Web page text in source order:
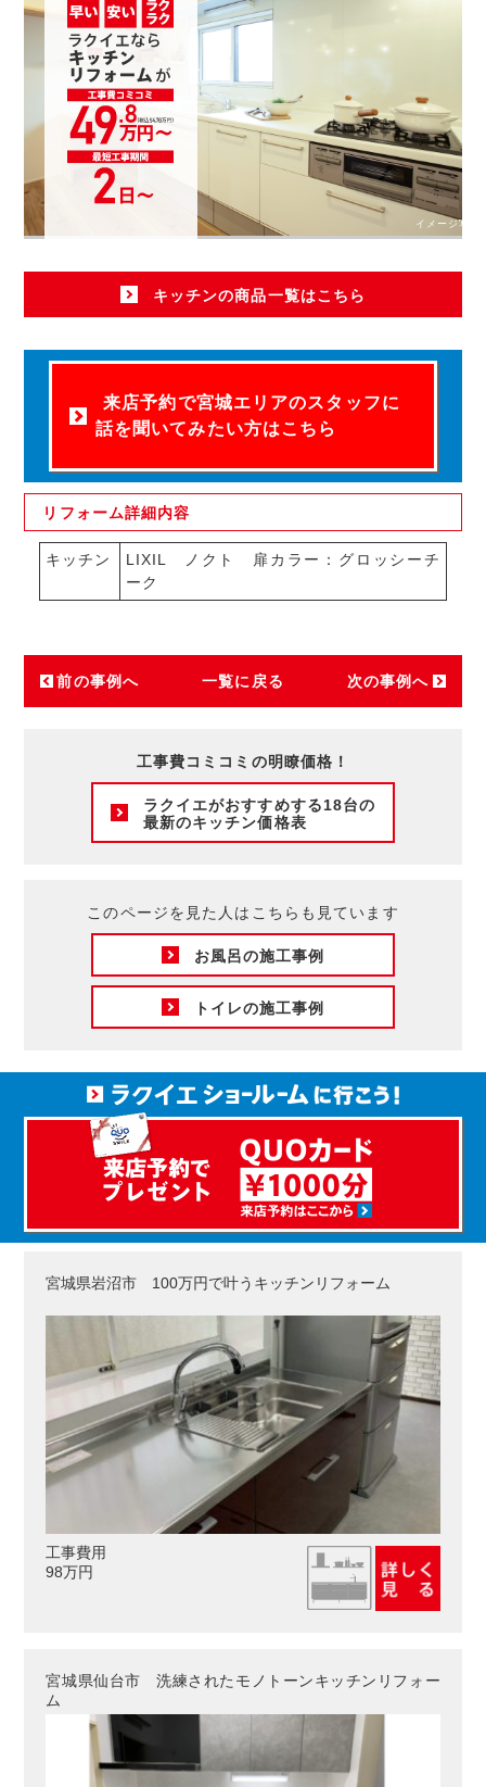
イメージ写真
キッチンの商品一覧はこちら
来店予約で宮城エリアのスタッフに
話を聞いてみたい方はこちら
リフォーム詳細内容
キッチン
LIXIL ノクト 扉カラー：グロッシーチ
ーク
前の事例へ 一覧に戻る 次の事例へ
工事費コミコミの明瞭価格！
ラクイエがおすすめする18台の
最新のキッチン価格表
このページを見た人はこちらも見ています
お風呂の施工事例
トイレの施工事例
宮城県岩沼市 100万円で叶うキッチンリフォーム
工事費用
98万円
宮城県仙台市 洗練されたモノトーンキッチンリフォー
ム